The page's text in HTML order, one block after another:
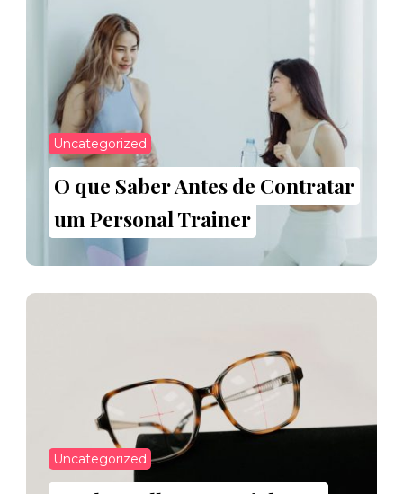
Uncategorized
O que Saber Antes de Contratar
um Personal Trainer
Uncategorized